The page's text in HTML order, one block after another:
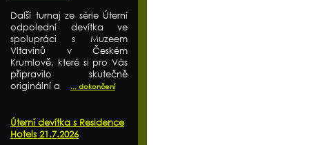
Další turnaj ze série Úterní
odpolední devítka ve
spolupráci s Muzeem
Vltavínů v Českém
Krumlově, které si pro Vás
připravilo skutečně
originální a
... dokončení
Úterní devítka s Residence
Hotels 21.7.2026